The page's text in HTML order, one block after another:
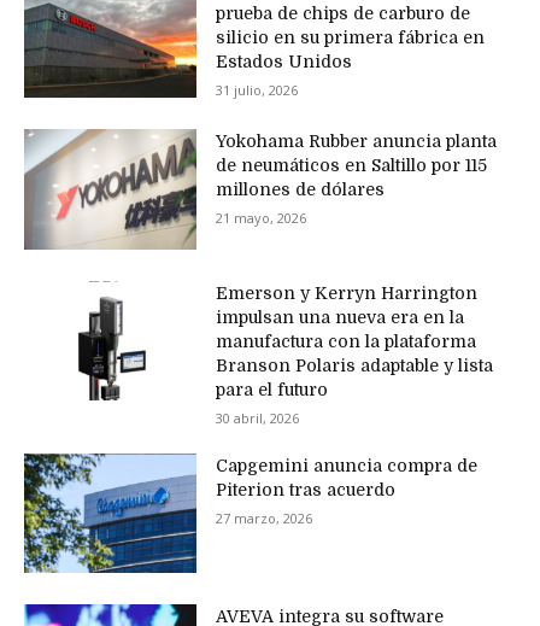
prueba de chips de carburo de
silicio en su primera fábrica en
Estados Unidos
31 julio, 2026
Yokohama Rubber anuncia planta
de neumáticos en Saltillo por 115
millones de dólares
21 mayo, 2026
Emerson y Kerryn Harrington
impulsan una nueva era en la
manufactura con la plataforma
Branson Polaris adaptable y lista
para el futuro
30 abril, 2026
Capgemini anuncia compra de
Piterion tras acuerdo
27 marzo, 2026
AVEVA integra su software